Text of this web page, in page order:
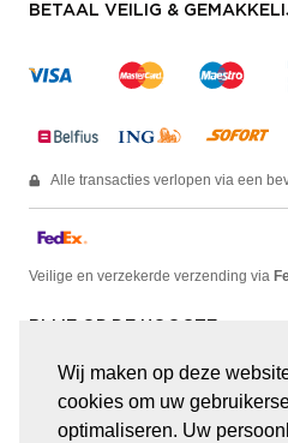
Wij maken op deze
cookies om uw
optimaliseren. Uw
BETAAL VEILIG &
Alle transacties verlopen via een
Veilige en verzekerde verzending via
BLIJF OP DE HOOGTE